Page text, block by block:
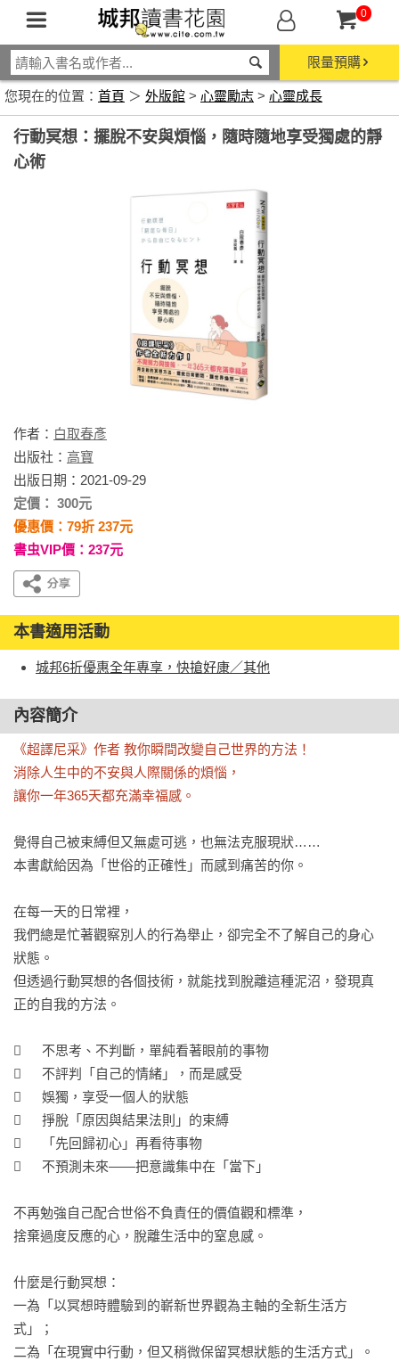
0
限量預購
您現在的位置： 首頁 ＞ 外版館 > 心靈勵志 > 心靈成長
行動冥想：擺脫不安與煩惱，隨時隨地享受獨處的靜
心術
作者： 白取春彥
出版社： 高寶
出版日期：2021-09-29
定價： 300元
優惠價：79折 237元
書虫VIP價：237元
本書適用活動
城邦6折優惠全年專享，快搶好康／其他
內容簡介
《超譯尼采》作者 教你瞬間改變自己世界的方法！
消除人生中的不安與人際關係的煩惱，
讓你一年365天都充滿幸福感。
覺得自己被束縛但又無處可逃，也無法克服現狀……
本書獻給因為「世俗的正確性」而感到痛苦的你。
在每一天的日常裡，
我們總是忙著觀察別人的行為舉止，卻完全不了解自己的身心
狀態。
但透過行動冥想的各個技術，就能找到脫離這種泥沼，發現真
正的自我的方法。
	不思考、不判斷，單純看著眼前的事物
	不評判「自己的情緒」，而是感受
	娛獨，享受一個人的狀態
	掙脫「原因與結果法則」的束縛
	「先回歸初心」再看待事物
	不預測未來——把意識集中在「當下」
不再勉強自己配合世俗不負責任的價值觀和標準，
捨棄過度反應的心，脫離生活中的窒息感。
什麼是行動冥想：
一為「以冥想時體驗到的嶄新世界觀為主軸的全新生活方
式」；
二為「在現實中行動，但又稍微保留冥想狀態的生活方式」。